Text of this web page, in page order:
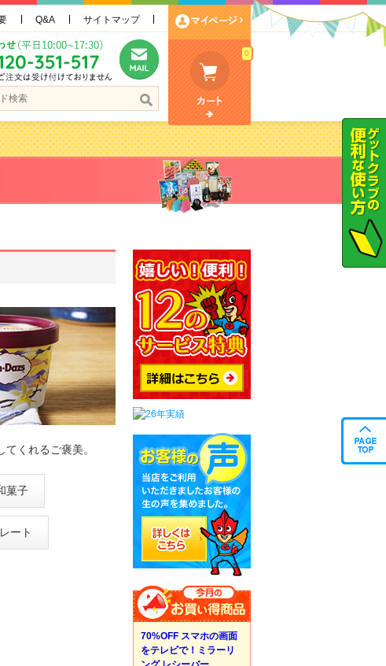
Q&A サイトマップ
0
くれるご褒美。
菓子
ート
70%OFF スマホの画面
をテレビで！ミラーリ